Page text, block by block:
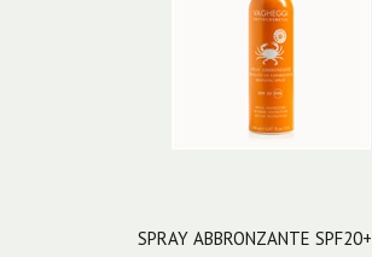
SPRAY ABBRONZANTE SPF20+